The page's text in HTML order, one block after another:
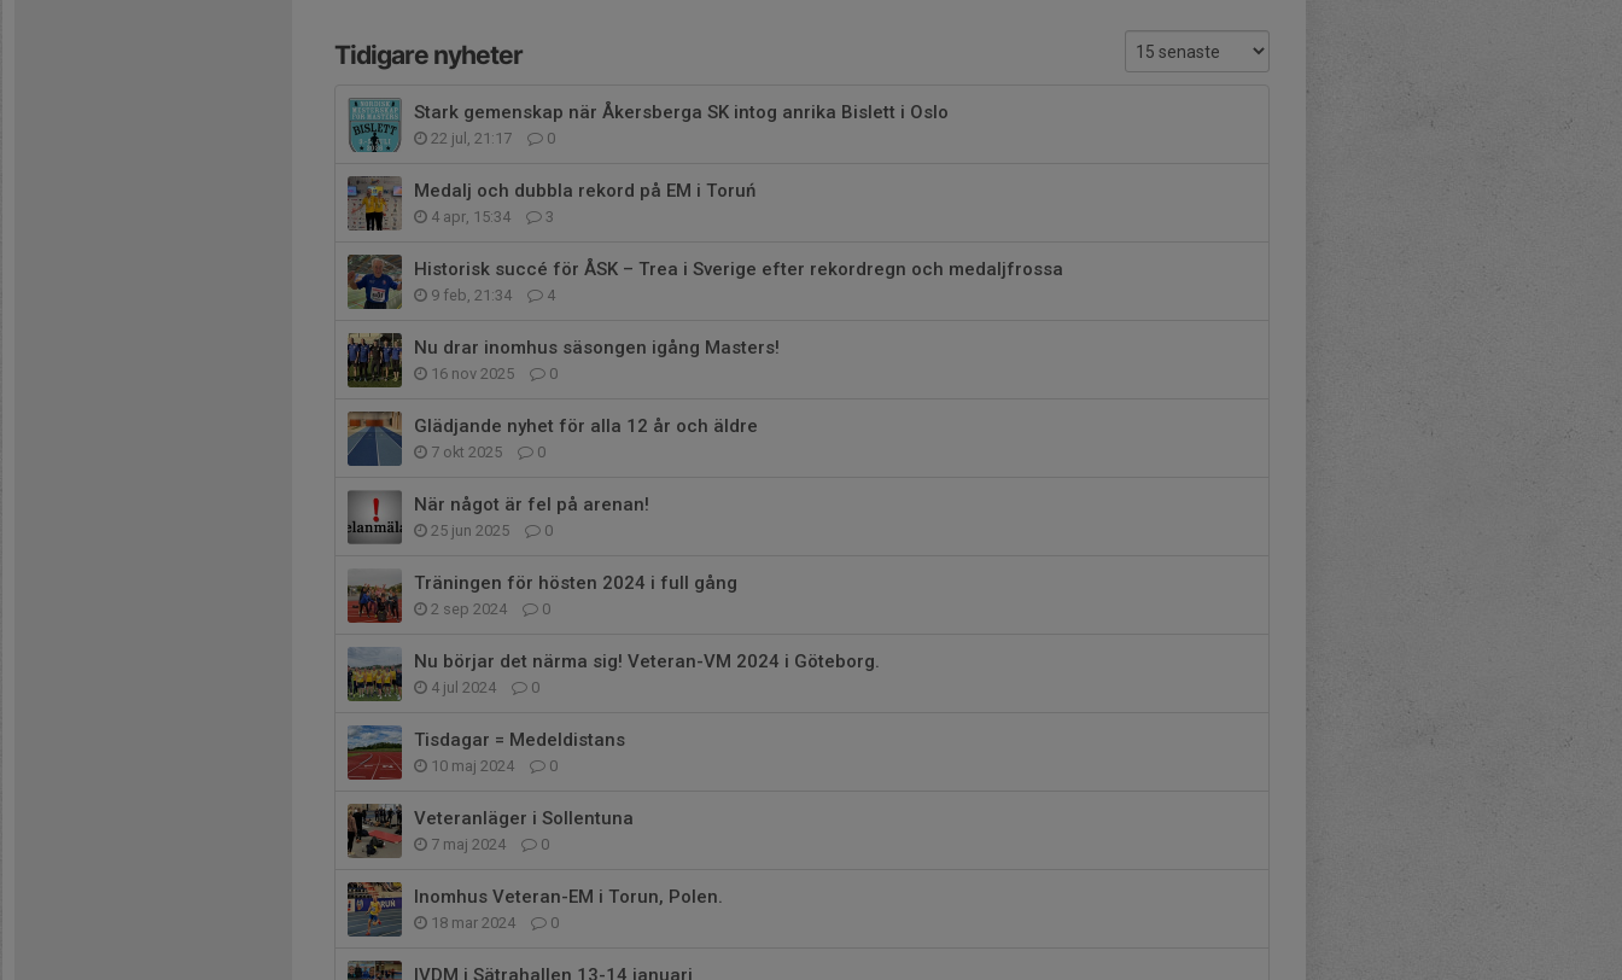
Tidigare nyheter
Stark gemenskap när Åkersberga SK intog anrika Bislett i Oslo
22 jul, 21:17 0
Medalj och dubbla rekord på EM i Toruń
4 apr, 15:34 3
Historisk succé för ÅSK – Trea i Sverige efter rekordregn och medaljfrossa
9 feb, 21:34 4
Nu drar inomhus säsongen igång Masters!
16 nov 2025 0
Glädjande nyhet för alla 12 år och äldre
7 okt 2025 0
När något är fel på arenan!
25 jun 2025 0
Träningen för hösten 2024 i full gång
2 sep 2024 0
Nu börjar det närma sig! Veteran-VM 2024 i Göteborg.
4 jul 2024 0
Tisdagar = Medeldistans
10 maj 2024 0
Veteranläger i Sollentuna
7 maj 2024 0
Inomhus Veteran-EM i Torun, Polen.
18 mar 2024 0
IVDM i Sätrahallen 13-14 januari